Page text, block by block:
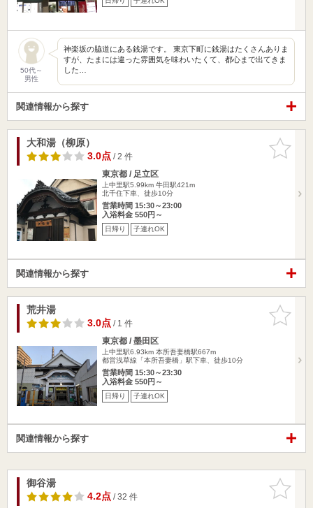
50代～
男性
神楽坂の脇道にある銭湯です。 東京下町に銭湯はたくさんありま
すが、たまには違った雰囲気を味わいたくて、都心まで出てきま
した…
関連情報から探す
お気に入
りに追加
大和湯（柳原）
3.0点/ 2 件
東京都 / 足立区
上中里駅5.99km 牛田駅421m
北千住下車、徒歩10分
営業時間 15:30～23:00
入浴料金 550円～
日帰り 子連れOK
関連情報から探す
お気に入
りに追加
荒井湯
3.0点/ 1 件
東京都 / 墨田区
上中里駅6.93km 本所吾妻橋駅667m
都営浅草線「本所吾妻橋」駅下車、徒歩10分
営業時間 15:30～23:30
入浴料金 550円～
日帰り 子連れOK
関連情報から探す
お気に入
りに追加
御谷湯
4.2点/ 32 件